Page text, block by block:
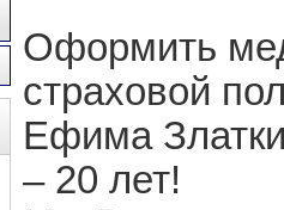
Оформить
страховой
Ефима
– 20 лет!